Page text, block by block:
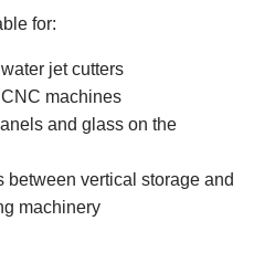
for:
jet cutters
machines
and glass on the
between vertical storage and
machinery